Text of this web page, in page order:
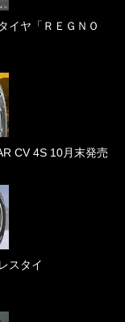
イヤ「ＲＥＧＮＯ
CV 4S 10月末発売
スタイ